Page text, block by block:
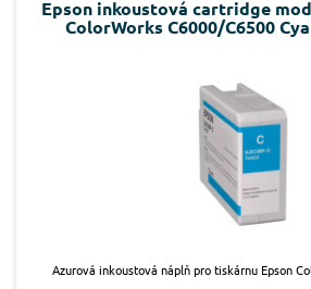
Epson inkoustová cartridge
ColorWorks C6000/C6500
Azurová inkoustová náplň pro tiskárnu Epson